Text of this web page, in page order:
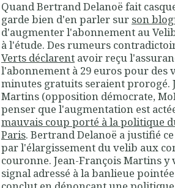
Quand Bertrand Delanoë fait
garde bien d'en parler sur son
d'augmenter l'abonnement au
à l'étude. Des rumeurs
Verts déclarent avoir reçu
l'abonnement à 29 euros pour des
minutes gratuits seraient prorogé.
Martins (opposition démocrate,
penser que l'augmentation est
mauvais coup porté à la politique
Paris. Bertrand Delanoë a justifié
par l'élargissement du velib aux
couronne. Jean-François Martins
signal adressé à la banlieue